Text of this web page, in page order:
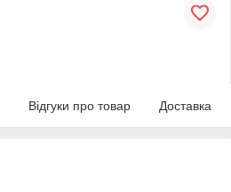
Відгуки про товар Доставка